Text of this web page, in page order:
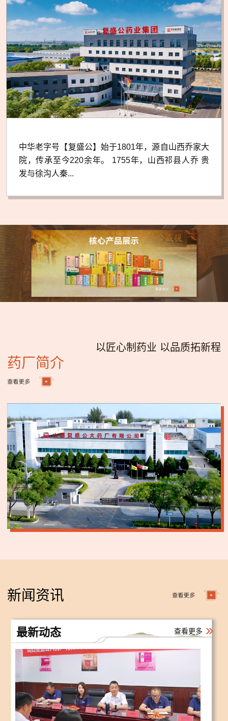
中华老字号【复盛公】始于1801年，源自山西乔家大
院，传承至今220余年。 1755年，山西祁县人乔 贵
发与徐沟人秦...
药厂简介
以匠心制药业 以品质拓新程
新闻资讯
最新动态 查看更多